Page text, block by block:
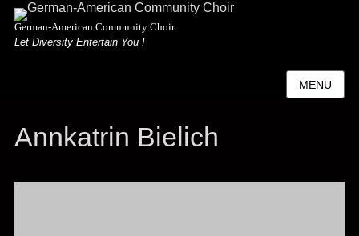
German-American Community Choir
Let Diversity Entertain You !
MENU
Annkatrin Bielich